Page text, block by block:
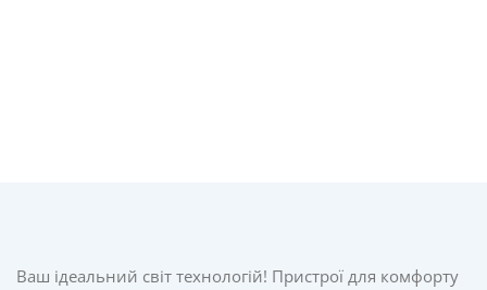
Ваш ідеальний світ технологій! Пристрої для комфорту